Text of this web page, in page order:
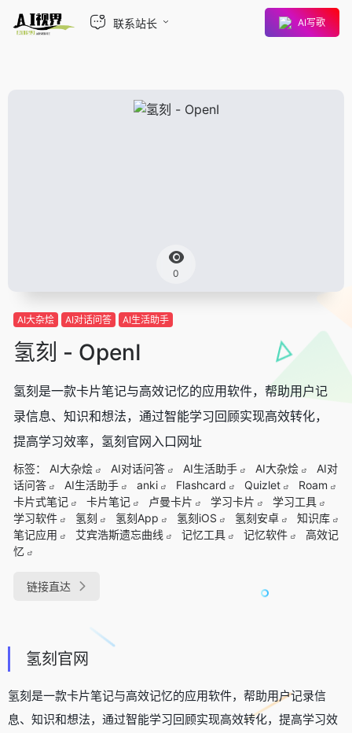
联系站长 AI写歌
0
AI大杂烩 AI对话问答 AI生活助手
氢刻 - OpenI
氢刻是一款卡片笔记与高效记忆的应用软件，帮助用户记
录信息、知识和想法，通过智能学习回顾实现高效转化，
提高学习效率，氢刻官网入口网址
标签： AI大杂烩 AI对话问答 AI生活助手 AI大杂烩
AI对
话问答
AI生活助手 anki Flashcard Quizlet
Roam
卡片式笔记
卡片笔记 卢曼卡片 学习卡片
学习工具
学习软件
氢刻 氢刻App 氢刻iOS 氢刻安卓
知识库
笔记应用
艾宾浩斯遗忘曲线 记忆工具 记忆软件
高效记
忆
链接直达
氢刻官网
氢刻是一款卡片笔记与高效记忆的应用软件，帮助用户记录信
息、知识和想法，通过智能学习回顾实现高效转化，提高学习效